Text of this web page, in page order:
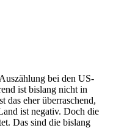
bei den US-
ist bislang nicht in
das eher überraschend,
ist negativ. Doch die
Das sind die bislang